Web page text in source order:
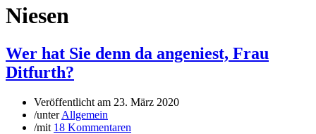
Niesen
Wer hat Sie denn da angeniest, Frau
Ditfurth?
Veröffentlicht am 23. März 2020
/unterAllgemein
/mit 18 Kommentaren